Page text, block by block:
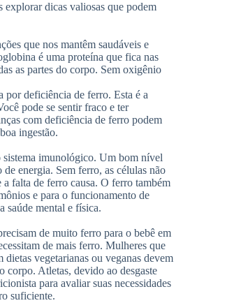
explorar dicas valiosas que podem
que nos mantêm saudáveis e
é uma proteína que fica nas
as partes do corpo. Sem oxigênio
por deficiência de ferro. Esta é a
pode se sentir fraco e ter
com deficiência de ferro podem
ingestão.
sistema imunológico. Um bom nível
energia. Sem ferro, as células não
falta de ferro causa. O ferro também
e para o funcionamento de
saúde mental e física.
de muito ferro para o bebê em
de mais ferro. Mulheres que
dietas vegetarianas ou veganas devem
corpo. Atletas, devido ao desgaste
para avaliar suas necessidades
suficiente.